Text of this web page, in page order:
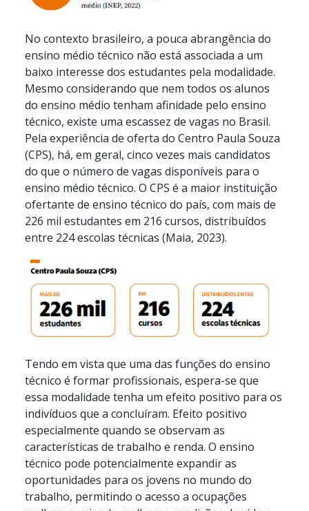
No contexto brasileiro, a pouca abrangência do
ensino médio técnico não está associada a um
baixo interesse dos estudantes pela modalidade.
Mesmo considerando que nem todos os alunos
do ensino médio tenham afinidade pelo ensino
técnico, existe uma escassez de vagas no Brasil.
Pela experiência de oferta do Centro Paula Souza
(CPS), há, em geral, cinco vezes mais candidatos
do que o número de vagas disponíveis para o
ensino médio técnico. O CPS é a maior instituição
ofertante de ensino técnico do país, com mais de
226 mil estudantes em 216 cursos, distribuídos
entre 224 escolas técnicas (Maia, 2023).
Tendo em vista que uma das funções do ensino
técnico é formar profissionais, espera-se que
essa modalidade tenha um efeito positivo para os
indivíduos que a concluíram. Efeito positivo
especialmente quando se observam as
características de trabalho e renda. O ensino
técnico pode potencialmente expandir as
oportunidades para os jovens no mundo do
trabalho, permitindo o acesso a ocupações